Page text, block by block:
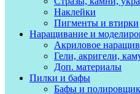
Наклейки
Пигменты и втирки
Наращивание и
Акриловое
Гели, акригели,
Доп. материалы
Пилки и бафы
Бафы и